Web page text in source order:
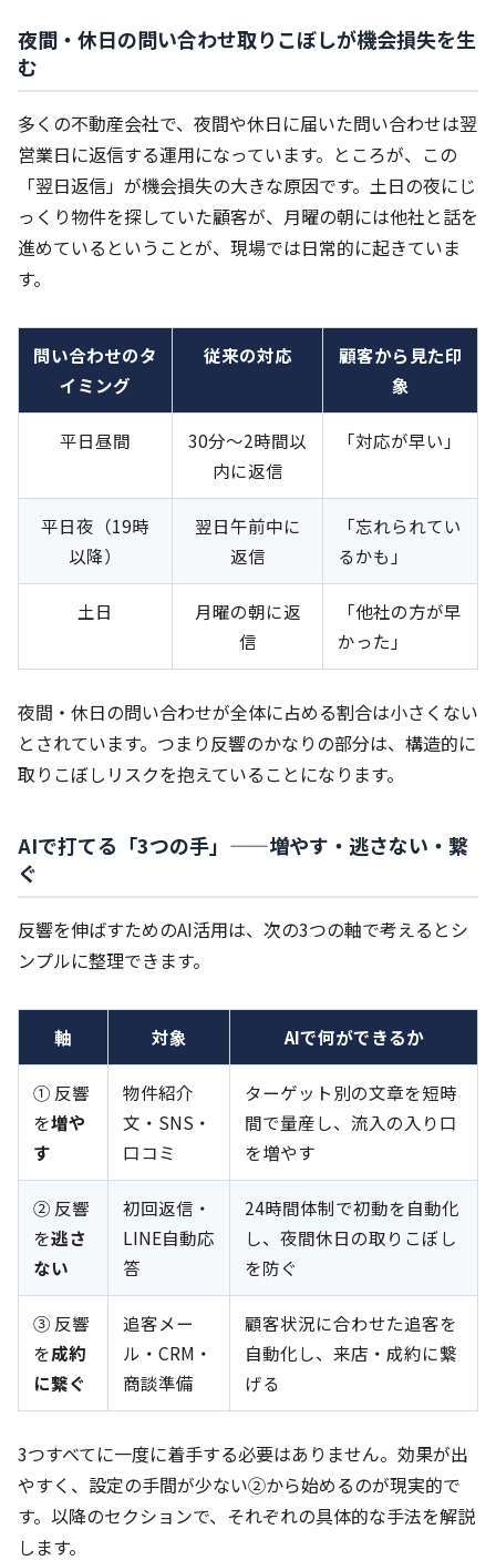
夜間・休日の問い合わせ取りこぼしが機会損失を生
む
多くの不動産会社で、夜間や休日に届いた問い合わせは翌
営業日に返信する運用になっています。ところが、この
「翌日返信」が機会損失の大きな原因です。土日の夜にじ
っくり物件を探していた顧客が、月曜の朝には他社と話を
進めているということが、現場では日常的に起きていま
す。
問い合わせのタ
イミング
従来の対応
顧客から見た印
象
平日昼間
30分〜2時間以
内に返信
「対応が早い」
平日夜（19時
以降）
翌日午前中に
返信
「忘れられてい
るかも」
土日
月曜の朝に返
信
「他社の方が早
かった」
夜間・休日の問い合わせが全体に占める割合は小さくない
とされています。つまり反響のかなりの部分は、構造的に
取りこぼしリスクを抱えていることになります。
AIで打てる「3つの手」——増やす・逃さない・繋
ぐ
反響を伸ばすためのAI活用は、次の3つの軸で考えるとシ
ンプルに整理できます。
軸 対象 AIで何ができるか
① 反響
を増や
す
物件紹介
文・SNS・
口コミ
ターゲット別の文章を短時
間で量産し、流入の入り口
を増やす
② 反響
を逃さ
ない
初回返信・
LINE自動応
答
24時間体制で初動を自動化
し、夜間休日の取りこぼし
を防ぐ
③ 反響
を成約
に繋ぐ
追客メー
ル・CRM・
商談準備
顧客状況に合わせた追客を
自動化し、来店・成約に繋
げる
3つすべてに一度に着手する必要はありません。効果が出
やすく、設定の手間が少ない②から始めるのが現実的で
す。以降のセクションで、それぞれの具体的な手法を解説
します。